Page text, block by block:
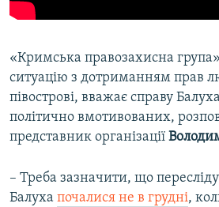
«Кримська правозахисна
ситуацію з дотриманням прав
півострові, вважає справу
політично вмотивованих,
представник організації
– Треба зазначити, що
Балуха почалися не в грудні,